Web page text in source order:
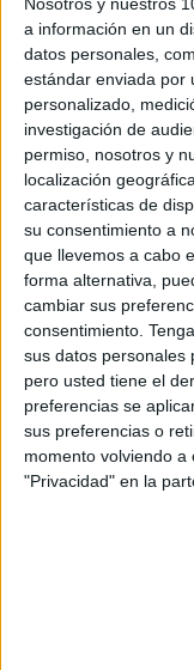
a información en un
datos personales,
estándar enviada por
personalizado,
investigación de
permiso, nosotros y
localización
características de
su consentimiento a
que llevemos a cabo
forma alternativa,
cambiar sus
consentimiento.
sus datos personales
pero usted tiene el
preferencias se
sus preferencias o
momento volviendo a
"Privacidad" en la